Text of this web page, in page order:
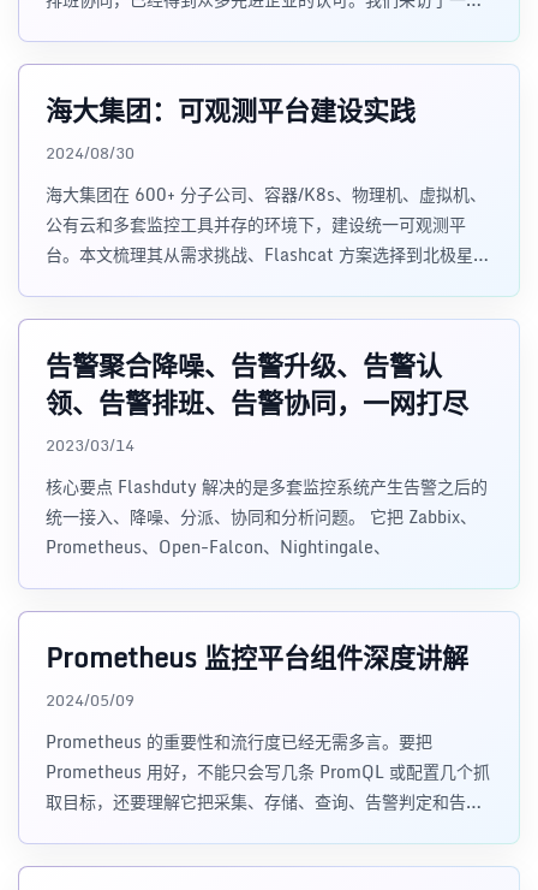
海大集团：可观测平台建设实践
2024/08/30
海大集团在 600+ 分子公司、容器/K8s、物理机、虚拟机、
公有云和多套监控工具并存的环境下，建设统一可观测平
台。本文梳理其从需求挑战、Flashcat 方案选择到北极星、
告警聚合降噪、告警升级、告警认
领、告警排班、告警协同，一网打尽
2023/03/14
核心要点 Flashduty 解决的是多套监控系统产生告警之后的
统一接入、降噪、分派、协同和分析问题。 它把 Zabbix、
Prometheus、Open-Falcon、Nightingale、
Prometheus 监控平台组件深度讲解
2024/05/09
Prometheus 的重要性和流行度已经无需多言。要把
Prometheus 用好，不能只会写几条 PromQL 或配置几个抓
取目标，还要理解它把采集、存储、查询、告警判定和告警